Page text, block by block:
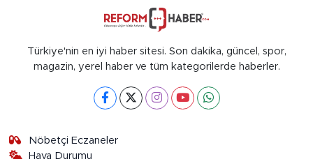
Türkiye'nin en iyi haber sitesi. Son dakika, güncel, spor,
magazin, yerel haber ve tüm kategorilerde haberler.
Nöbetçi Eczaneler
Hava Durumu